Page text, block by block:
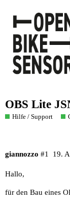
OBS Lite
Hilfe / Support
giannozzo 19.
#1
Hallo,
für den Bau eines